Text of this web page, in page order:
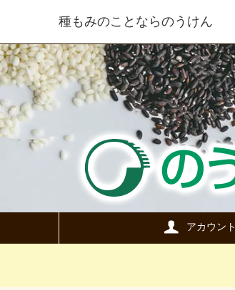
種もみのことならのうけん
アカウント